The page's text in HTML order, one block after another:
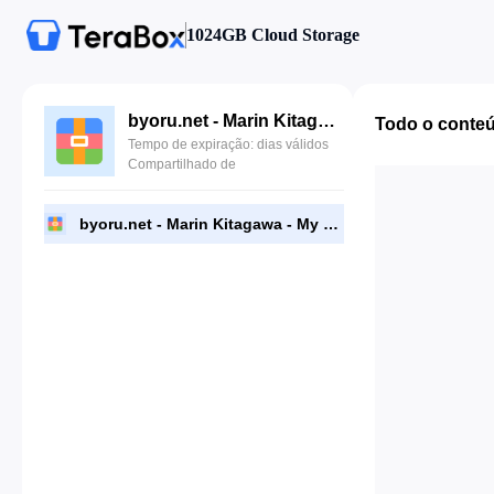
1024GB Cloud Storage
byoru.net - Marin Kitagawa - My Dress-Up Darling [70P 1V] [byoru.net].zip
Tempo de expiração: dias válidos
Compartilhado de
byoru.net - Marin Kitagawa - My Dress-Up Darling [70P 1V] [byoru.net].zip
Todo o